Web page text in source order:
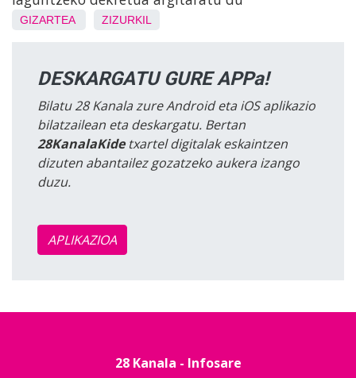
GIZARTEA ZIZURKIL
DESKARGATU GURE APPa!
Bilatu 28 Kanala zure Android eta iOS aplikazio
bilatzailean eta deskargatu. Bertan
28KanalaKidetxartel digitalak eskaintzen
dizuten abantailez gozatzeko aukera izango
duzu.
APLIKAZIOA
28 Kanala - Infosare